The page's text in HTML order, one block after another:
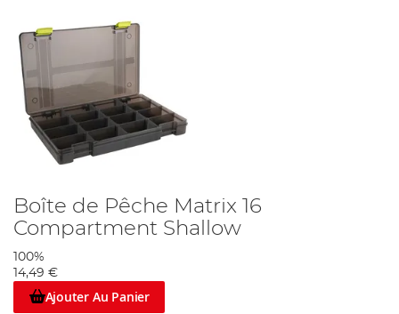
Boîte de Pêche Matrix 16
Compartment Shallow
100%
14,49 €
Ajouter Au Panier